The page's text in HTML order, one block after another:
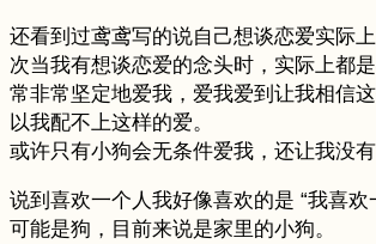
还看到过鸢鸢写的说自己想谈恋爱实际
次当我有想谈恋爱的念头时，实际上都
常非常坚定地爱我，爱我爱到让我相信
以我配不上这样的爱。
或许只有小狗会无条件爱我，还让我没
说到喜欢一个人我好像喜欢的是 “我喜
可能是狗，目前来说是家里的小狗。